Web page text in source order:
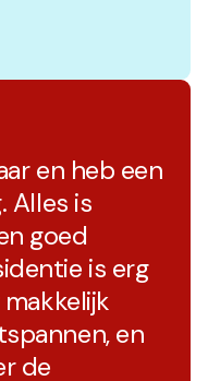
en heb een
Alles is
goed
is erg
en
de